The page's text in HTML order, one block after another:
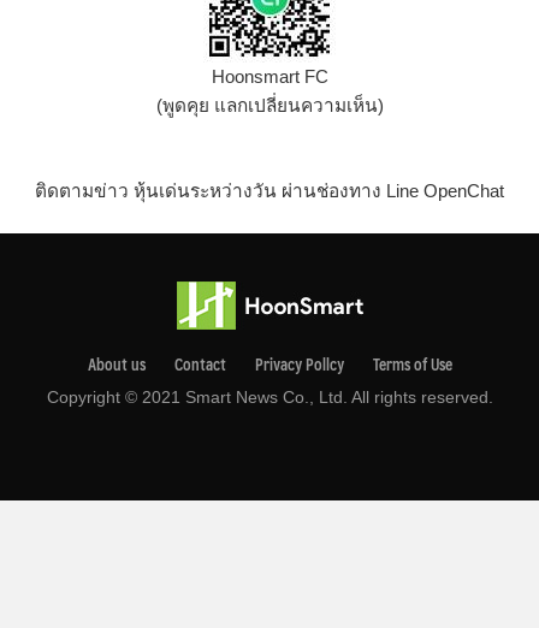
Hoonsmart FC
(พูดคุย แลกเปลี่ยนความเห็น)
ติดตามข่าว หุ้นเด่นระหว่างวัน ผ่านช่องทาง Line OpenChat
About us Contact Privacy Pollcy Terms of Use
Copyright © 2021 Smart News Co., Ltd. All rights reserved.